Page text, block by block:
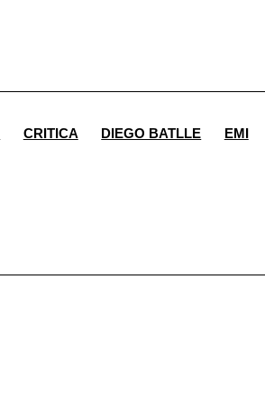
CRITICA DIEGO BATLLE
EMI